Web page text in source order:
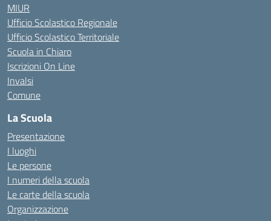
MIUR
Ufficio Scolastico Regionale
Ufficio Scolastico Territoriale
Scuola in Chiaro
Iscrizioni On Line
Invalsi
Comune
La Scuola
Presentazione
I luoghi
Le persone
I numeri della scuola
Le carte della scuola
Organizzazione